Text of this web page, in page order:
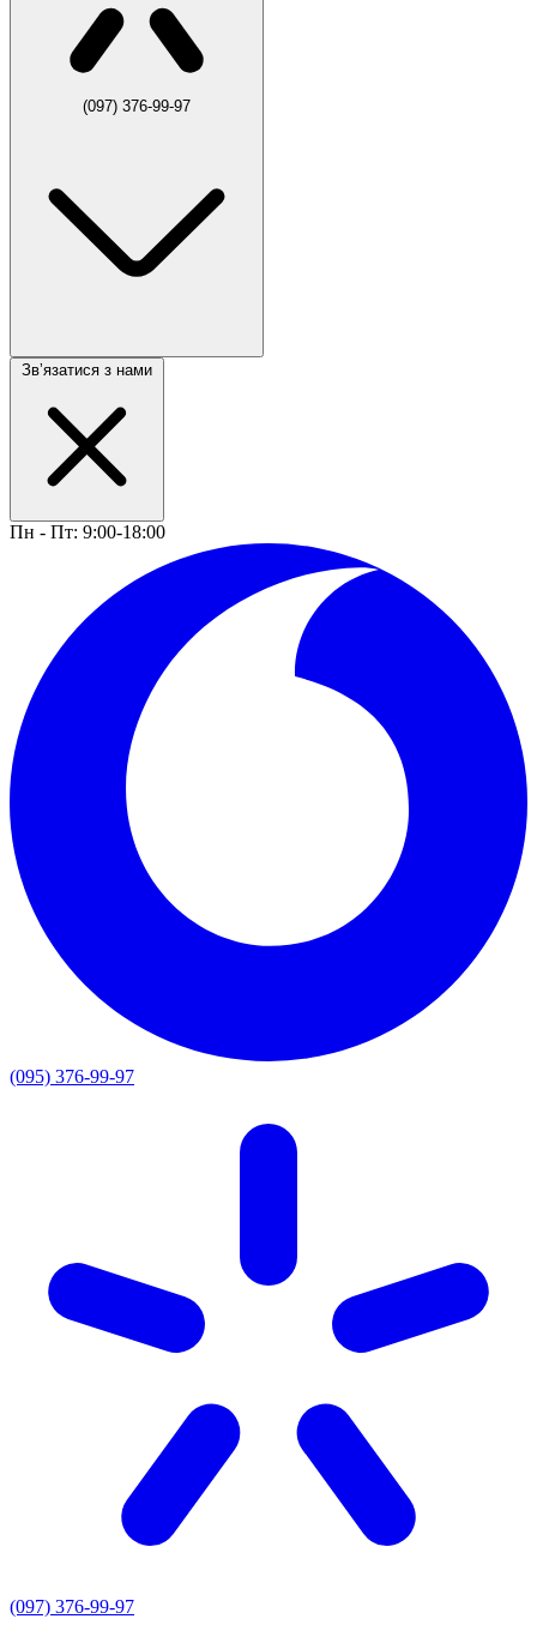
(097) 376-99-97
Звʼязатися з нами
Пн - Пт: 9:00-18:00
(095) 376-99-97
(097) 376-99-97